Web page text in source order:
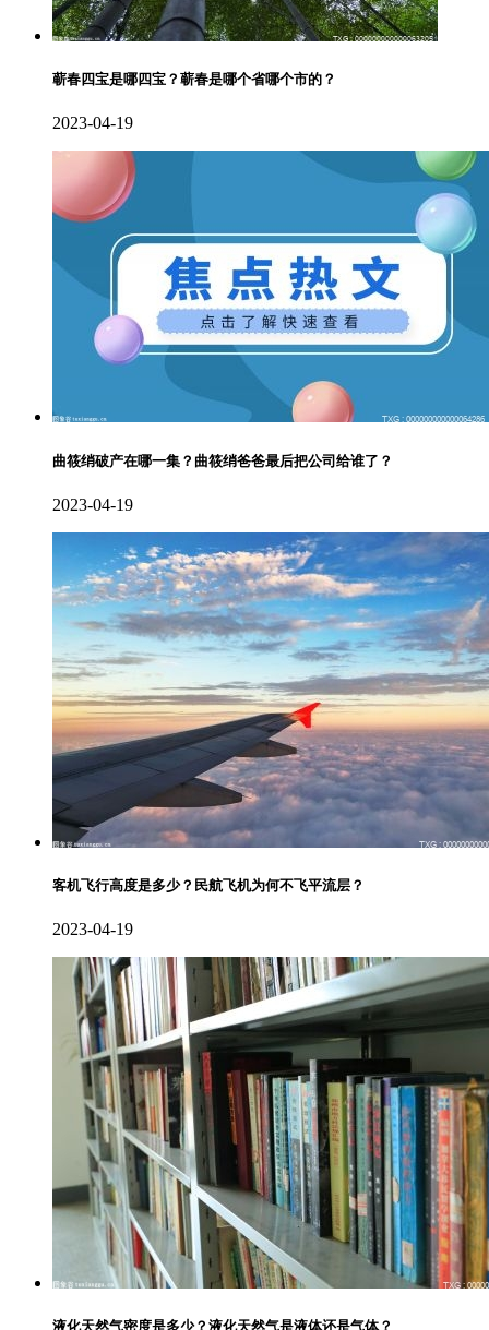
蕲春四宝是哪四宝？蕲春是哪个省哪个市的？
2023-04-19
曲筱绡破产在哪一集？曲筱绡爸爸最后把公司给谁了？
2023-04-19
客机飞行高度是多少？民航飞机为何不飞平流层？
2023-04-19
液化天然气密度是多少？液化天然气是液体还是气体？